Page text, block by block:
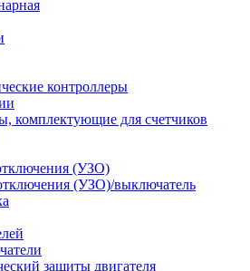
контроллеры
комплектующие для счетчиков
(УЗО)
(УЗО)/выключатель
защиты двигателя